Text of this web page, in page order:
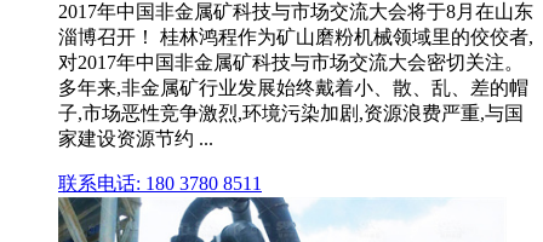
2017年中国非金属矿科技与市场交流大会将于8月在山东
淄博召开！ 桂林鸿程作为矿山磨粉机械领域里的佼佼者,
对2017年中国非金属矿科技与市场交流大会密切关注。
多年来,非金属矿行业发展始终戴着小、散、乱、差的帽
子,市场恶性竞争激烈,环境污染加剧,资源浪费严重,与国
家建设资源节约 ...
联系电话: 180 3780 8511